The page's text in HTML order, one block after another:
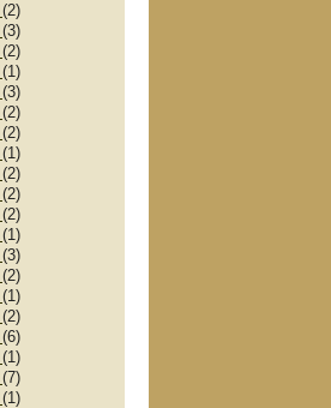
(2)
(3)
(2)
(1)
(3)
(2)
(2)
(1)
(2)
(2)
(2)
(1)
(3)
(2)
(1)
(2)
(6)
(1)
(7)
(1)